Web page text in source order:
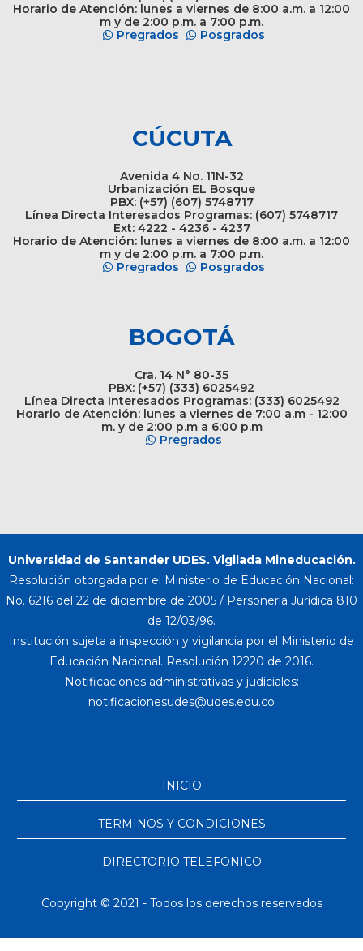
Horario de Atención: lunes a viernes de 8:00 a.m. a 12:00
m y de 2:00 p.m. a 7:00 p.m.
Pregrados
Posgrados
CÚCUTA
Avenida 4 No. 11N-32
Urbanización EL Bosque
PBX: (+57) (607) 5748717
Línea Directa Interesados Programas: (607) 5748717
Ext: 4222 - 4236 - 4237
Horario de Atención: lunes a viernes de 8:00 a.m. a 12:00
m y de 2:00 p.m. a 7:00 p.m.
Pregrados
Posgrados
BOGOTÁ
Cra. 14 N° 80-35
PBX: (+57) (333) 6025492
Línea Directa Interesados Programas: (333) 6025492
Horario de Atención: lunes a viernes de 7:00 a.m - 12:00
m. y de 2:00 p.m a 6:00 p.m
Pregrados
Universidad de Santander UDES. Vigilada Mineducación.
Resolución otorgada por el Ministerio de Educación Nacional:
No. 6216 del 22 de diciembre de 2005 / Personería Jurídica 810
de 12/03/96.
Institución sujeta a inspección y vigilancia por el Ministerio de
Educación Nacional. Resolución 12220 de 2016.
Notificaciones administrativas y judiciales:
INICIO
TERMINOS Y CONDICIONES
DIRECTORIO TELEFONICO
Copyright © 2021 - Todos los derechos reservados